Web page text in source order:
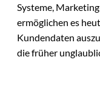
Systeme,
ermöglichen es
Kundendaten
die früher